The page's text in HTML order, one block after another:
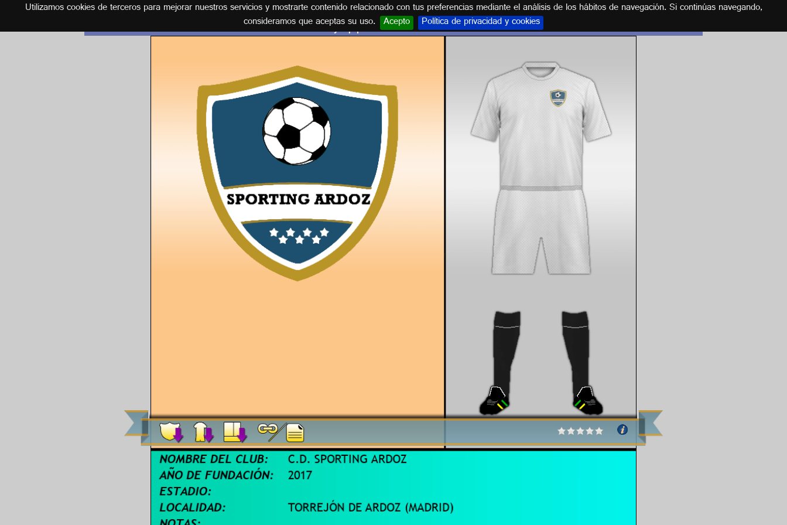
Utilizamos cookies de terceros para mejorar nuestros servicios y mostrarte contenido relacionado con tus preferencias mediante el análisis de los hábitos de navegación. Si continúas navegando,
consideramos que aceptas su uso. Acepto Política de privacidad y cookies
Español
Escudo y equipación C.D. SPORTING ARDOZ